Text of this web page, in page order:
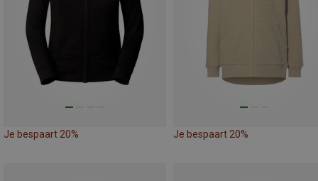
Je bespaart 20% Je bespaart 20%